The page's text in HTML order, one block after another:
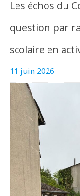
Les échos du
question par
scolaire en
11 juin 2026